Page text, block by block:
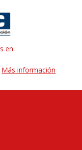
Más información